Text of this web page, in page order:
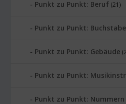
Punkt zu Punkt: Beruf (21)
Punkt zu Punkt:
Punkt zu Punkt: Gebäude
Punkt zu Punkt:
Punkt zu Punkt: Nummern